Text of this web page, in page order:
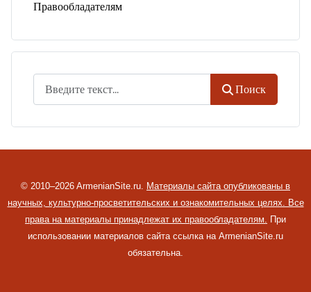
Правообладателям
Поиск
© 2010–2026 ArmenianSite.ru. Материалы сайта опубликованы в
научных, культурно-просветительских и ознакомительных целях. Все
права на материалы принадлежат их правообладателям. При
использовании материалов сайта ссылка на ArmenianSite.ru
обязательна.